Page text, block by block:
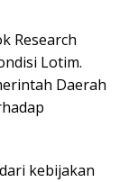
Research
Lotim.
Daerah
kebijakan